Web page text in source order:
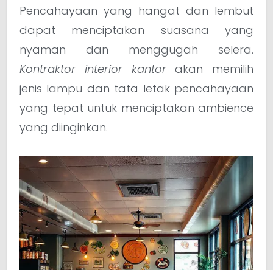
Pencahayaan yang hangat dan lembut
dapat menciptakan suasana yang
nyaman dan menggugah selera.
Kontraktor interior kantorakan memilih
jenis lampu dan tata letak pencahayaan
yang tepat untuk menciptakan ambience
yang diinginkan.